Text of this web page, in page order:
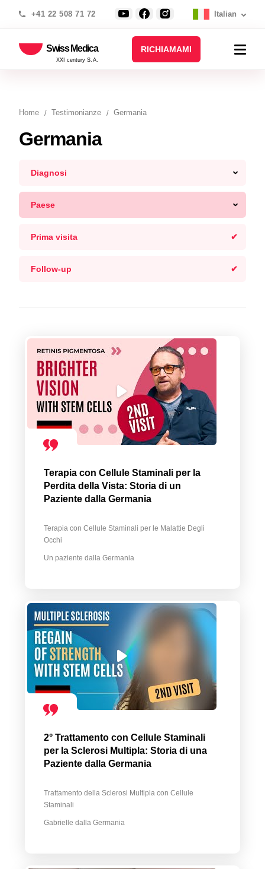
+41 22 508 71 72 Italian
Swiss Medica
XXI century S.A.
RICHIAMAMI
Home Testimonianze Germania
Germania
Diagnosi
Paese
Prima visita
Follow-up
Terapia con Cellule Staminali per la
Perdita della Vista: Storia di un
Paziente dalla Germania
Terapia con Cellule Staminali per le Malattie Degli
Occhi
Un paziente dalla Germania
2° Trattamento con Cellule Staminali
per la Sclerosi Multipla: Storia di una
Paziente dalla Germania
Trattamento della Sclerosi Multipla con Cellule
Staminali
Gabrielle dalla Germania